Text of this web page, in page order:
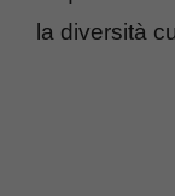
la diversità